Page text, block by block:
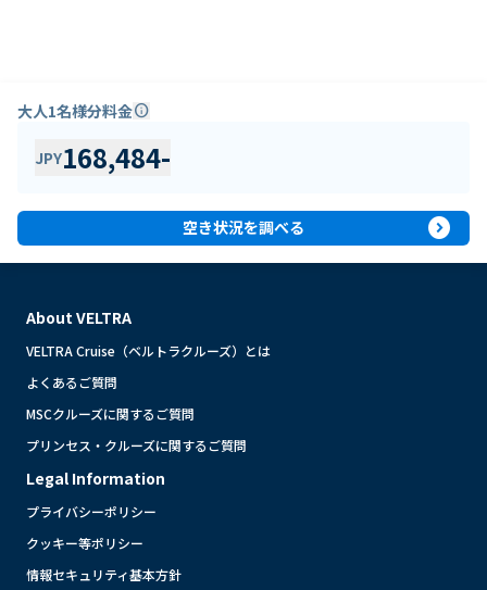
大人1名様分料金info
JPY168,484-
空き状況を調べる expand_circle_right
About VELTRA
VELTRA Cruise（ベルトラクルーズ）とは
よくあるご質問
MSCクルーズに関するご質問
プリンセス・クルーズに関するご質問
Legal Information
プライバシーポリシー
クッキー等ポリシー
情報セキュリティ基本方針